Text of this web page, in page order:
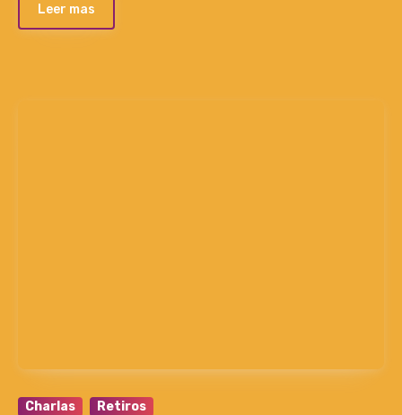
Leer mas
Charlas Retiros